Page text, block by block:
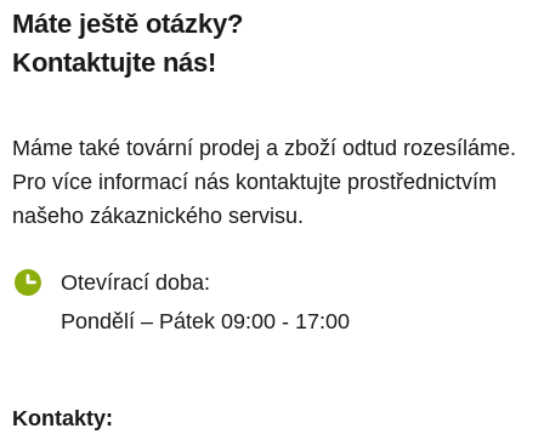
Máte ještě otázky?
Kontaktujte nás!
Máme také tovární prodej a zboží odtud rozesíláme.
Pro více informací nás kontaktujte prostřednictvím
našeho zákaznického servisu.
Otevírací doba:
Pondělí – Pátek 09:00 - 17:00
Kontakty: